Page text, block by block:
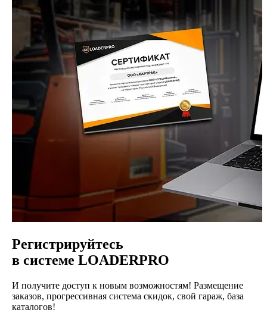
Регистрируйтесь
в системе LOADERPRO
И получите доступ к новым возможностям! Размещение
заказов, прогрессивная система скидок, свой гараж, база
каталогов!